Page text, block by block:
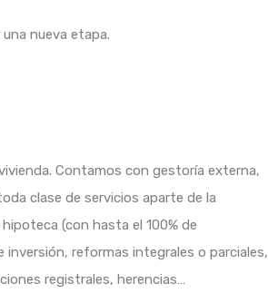
nueva etapa.
Contamos con gestoría externa,
clase de servicios aparte de la
(con hasta el 100% de
reformas integrales o parciales,
registrales, herencias…